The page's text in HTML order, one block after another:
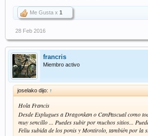
Me Gusta x 1
28 Feb 2016
francris
Miembro activo
joselako dijo: ↑
Hola Francis
Desde Esplugues a Dragonkan o CanPascual como
muy sencillo ... Puedes subir por muchos sitios...
Feliu subida de los ponis y Montirolo, también por la